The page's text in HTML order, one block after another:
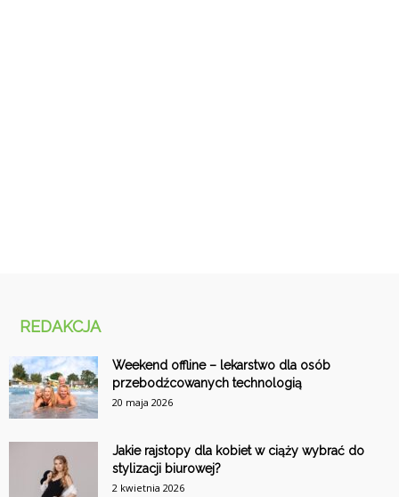
REDAKCJA
Weekend offline – lekarstwo dla osób
przebodźcowanych technologią
20 maja 2026
Jakie rajstopy dla kobiet w ciąży wybrać do
stylizacji biurowej?
2 kwietnia 2026